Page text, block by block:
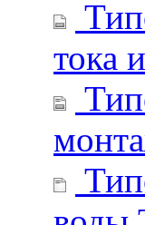
тока